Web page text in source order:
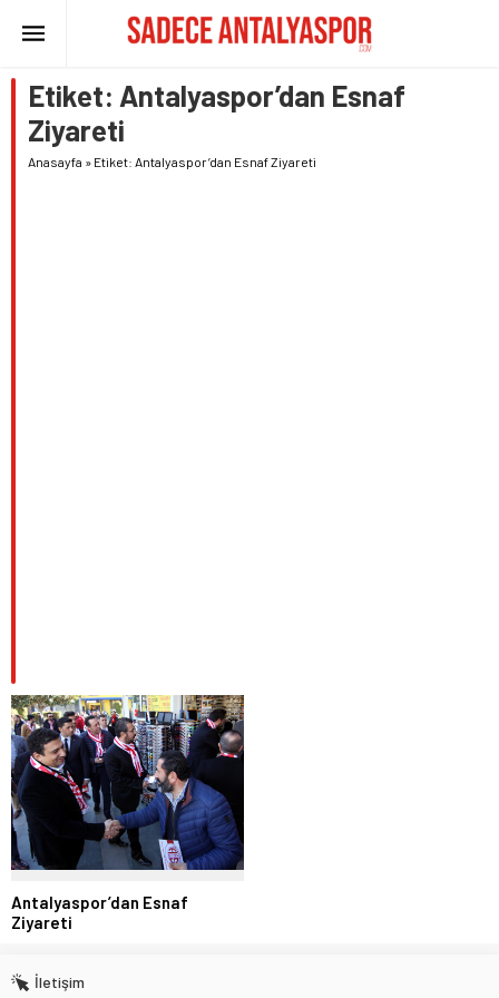
Etiket: Antalyaspor’dan Esnaf
Ziyareti
Anasayfa » Etiket: Antalyaspor’dan Esnaf Ziyareti
Antalyaspor’dan Esnaf
Ziyareti
İletişim